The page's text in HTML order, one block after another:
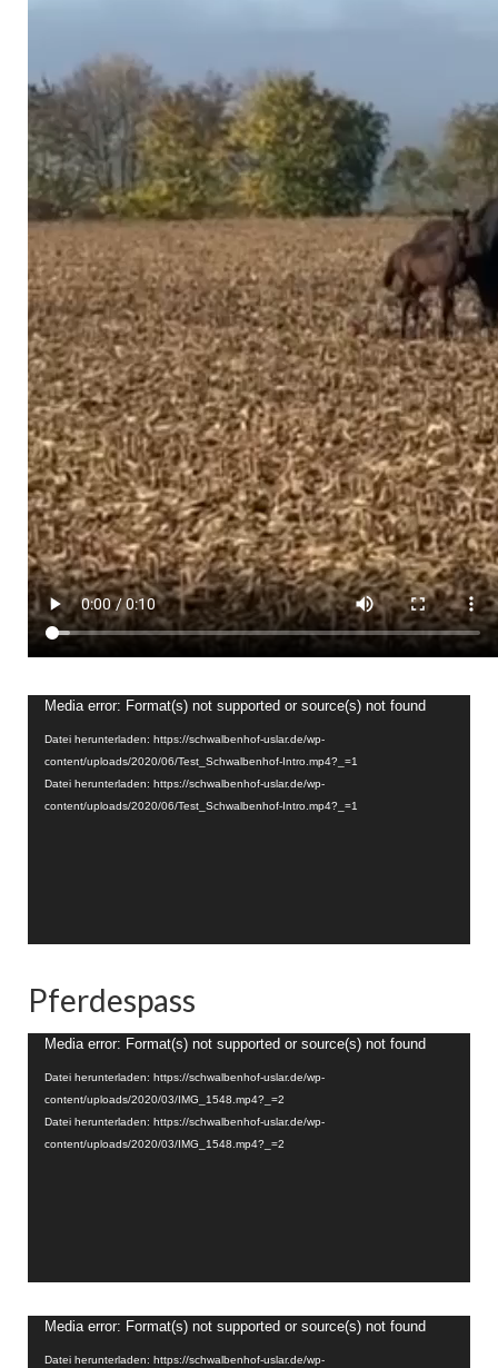
Video-
Media error: Format(s) not supported or source(s) not found
Datei herunterladen: https://schwalbenhof-uslar.de/wp-
content/uploads/2020/06/Test_Schwalbenhof-Intro.mp4?_=1
Datei herunterladen: https://schwalbenhof-uslar.de/wp-
content/uploads/2020/06/Test_Schwalbenhof-Intro.mp4?_=1
Pferdespass
Video-
Media error: Format(s) not supported or source(s) not found
Datei herunterladen: https://schwalbenhof-uslar.de/wp-
content/uploads/2020/03/IMG_1548.mp4?_=2
Datei herunterladen: https://schwalbenhof-uslar.de/wp-
content/uploads/2020/03/IMG_1548.mp4?_=2
Video-
Media error: Format(s) not supported or source(s) not found
Datei herunterladen: https://schwalbenhof-uslar.de/wp-